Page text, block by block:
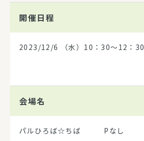
開催日程
2023/12/6 （水）10：30～12：30
会場名
パルひろば☆ちば Pなし